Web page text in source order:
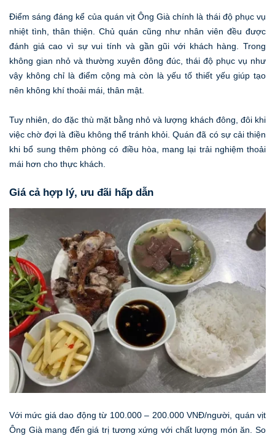
Điểm sáng đáng kể của quán vịt Ông Già chính là thái độ phục vụ
nhiệt tình, thân thiện. Chủ quán cũng như nhân viên đều được
đánh giá cao vì sự vui tính và gần gũi với khách hàng. Trong
không gian nhỏ và thường xuyên đông đúc, thái độ phục vụ như
vậy không chỉ là điểm cộng mà còn là yếu tố thiết yếu giúp tạo
nên không khí thoải mái, thân mật.
Tuy nhiên, do đặc thù mặt bằng nhỏ và lượng khách đông, đôi khi
việc chờ đợi là điều không thể tránh khỏi. Quán đã có sự cải thiện
khi bổ sung thêm phòng có điều hòa, mang lại trải nghiệm thoải
mái hơn cho thực khách.
Giá cả hợp lý, ưu đãi hấp dẫn
Với mức giá dao động từ 100.000 – 200.000 VNĐ/người, quán vịt
Ông Già mang đến giá trị tương xứng với chất lượng món ăn. So